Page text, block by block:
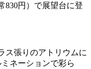
830円）で展望台に登
ス張りのアトリウムに
ネーションで彩ら